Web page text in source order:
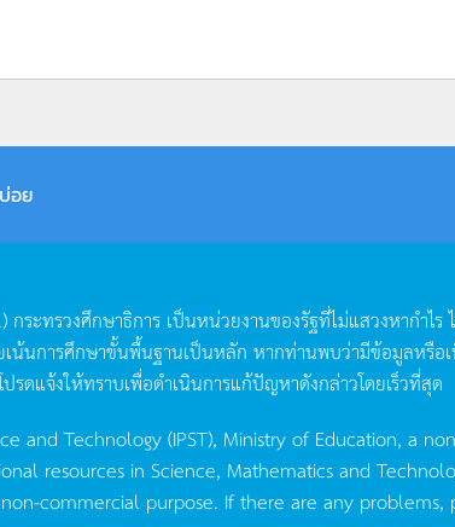
อย
.) กระทรวงศึกษาธิการ เป็นหน่วยงานของรัฐที่ไม่แสวงหากำไร
เน้นการศึกษาขั้นพื้นฐานเป็นหลัก หากท่านพบว่ามีข้อมูลหรือ
ปรดแจ้งให้ทราบเพื่อดำเนินการแก้ปัญหาดังกล่าวโดยเร็วที่สุด
and Technology (IPST), Ministry of Education, a
resources in Science, Mathematics and
commercial purpose. If there are any